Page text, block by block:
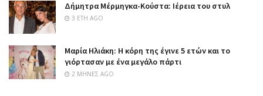
Δήμητρα Μέρμηγκα-Κούστα: Ιέρεια του στυλ
3 ΈΤΗ AGO
Μαρία Ηλιάκη: Η κόρη της έγινε 5 ετών και το
γιόρτασαν με ένα μεγάλο πάρτι
2 ΜΉΝΕΣ AGO